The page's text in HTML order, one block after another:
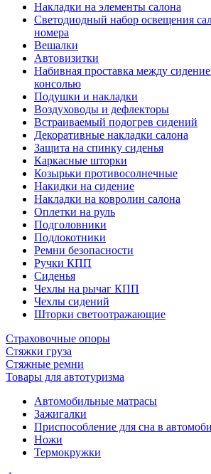
Накладки на элементы салона
Светодиодный набор освещения
номера
Вешалки
Автовизитки
Набивная проставка между
консолью
Подушки и накладки
Воздуховоды и дефлекторы
Встраиваемый подогрев сидений
Декоративные накладки салона
Защита на спинку сиденья
Каркасные шторки
Козырьки противосолнечные
Накидки на сидение
Накладки на ковролин салона
Оплетки на руль
Подголовники
Подлокотники
Ремни безопасности
Ручки КПП
Сиденья
Чехлы на рычаг КПП
Чехлы сидений
Шторки светоотражающие
Страховочные опоры
Стяжки груза
Стяжные ремни
Товары для автотуризма
Автомобильные матрасы
Зажигалки
Приспособление для сна в
Ножи
Термокружки